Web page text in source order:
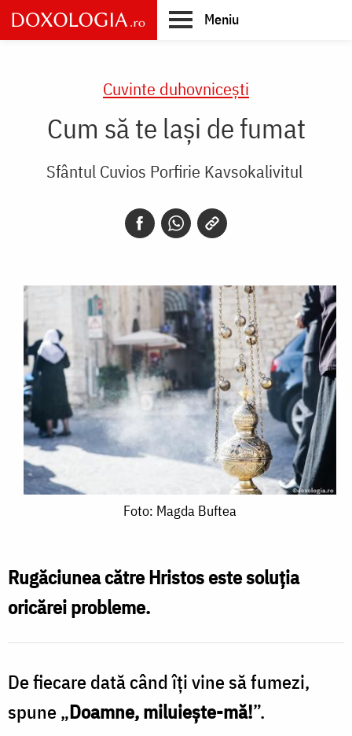
Skip
to
main
Meniu
Cuvinte duhovnicești
Cum să te lași de fumat
Sfântul Cuvios Porfirie Kavsokalivitul
Foto: Magda Buftea
Rugăciunea către Hristos este soluția
oricărei probleme.
De fiecare dată când îți vine să fumezi,
spune „Doamne, miluiește-mă!”.